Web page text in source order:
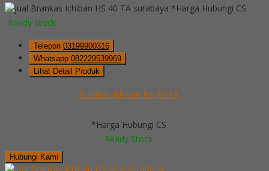
*Harga Hubungi CS
Ready Stock
Telepon 03199900316
Whatsapp 082229539969
Lihat Detail Produk
Brankas Ichiban HS 40 TA
*Harga Hubungi CS
Ready Stock
Hubungi Kami